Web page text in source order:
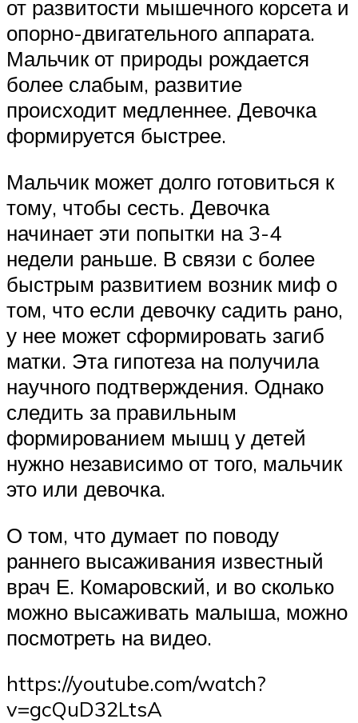
от развитости мышечного корсета и
опорно-двигательного аппарата.
Мальчик от природы рождается
более слабым, развитие
происходит медленнее. Девочка
формируется быстрее.
Мальчик может долго готовиться к
тому, чтобы сесть. Девочка
начинает эти попытки на 3-4
недели раньше. В связи с более
быстрым развитием возник миф о
том, что если девочку садить рано,
у нее может сформировать загиб
матки. Эта гипотеза на получила
научного подтверждения. Однако
следить за правильным
формированием мышц у детей
нужно независимо от того, мальчик
это или девочка.
О том, что думает по поводу
раннего высаживания известный
врач Е. Комаровский, и во сколько
можно высаживать малыша, можно
посмотреть на видео.
https://youtube.com/watch?
v=gcQuD32LtsA